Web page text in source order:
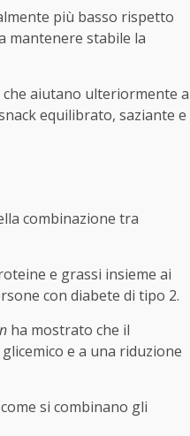
più basso rispetto
mantenere stabile la
aiutano ulteriormente a
equilibrato, saziante e
combinazione tra
e grassi insieme ai
con diabete di tipo 2.
ha mostrato che il
e a una riduzione
si combinano gli